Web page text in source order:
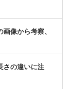
像から考察、
さの違いに注